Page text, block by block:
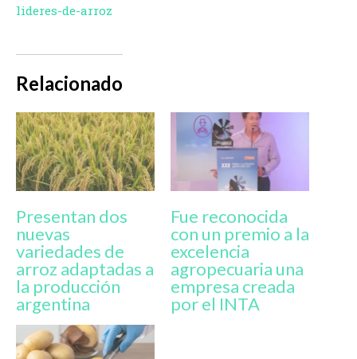
lideres-de-arroz
Relacionado
Presentan dos
nuevas
variedades de
arroz adaptadas a
la producción
argentina
Fue reconocida
con un premio a la
excelencia
agropecuaria una
empresa creada
por el INTA